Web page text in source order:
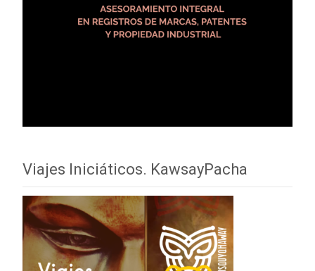
Viajes Iniciáticos. KawsayPacha